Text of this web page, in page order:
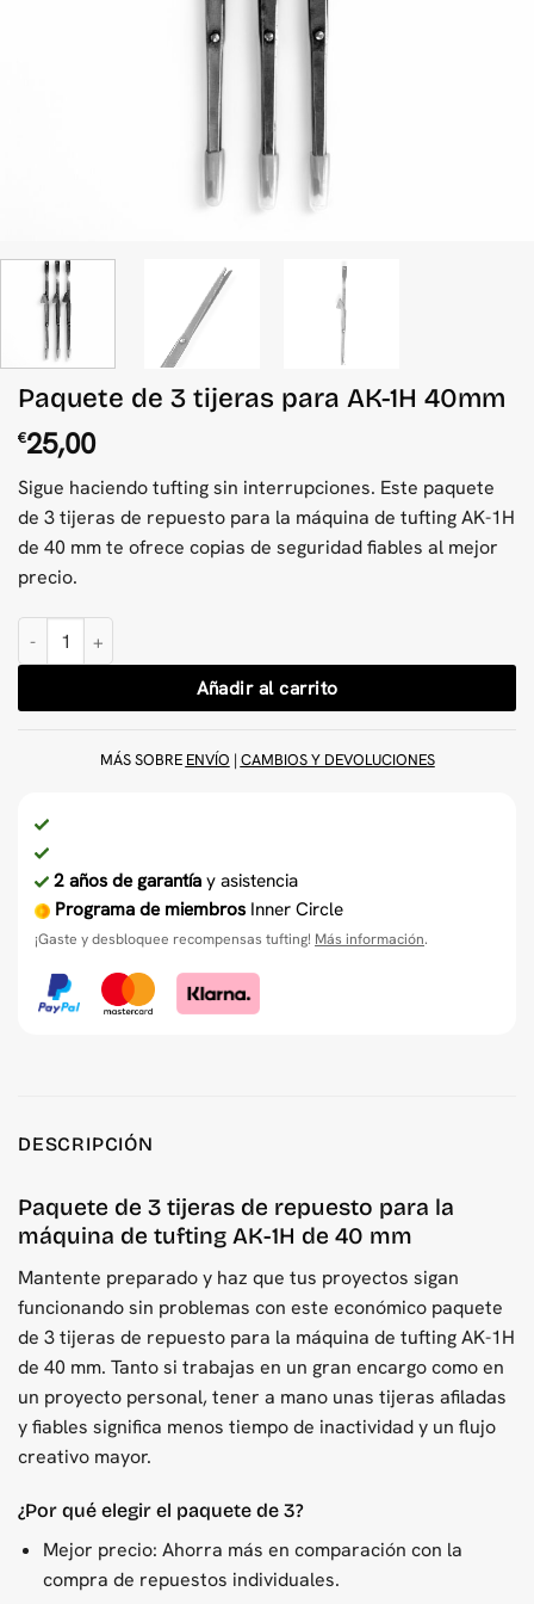
Paquete de 3 tijeras para AK-1H 40mm
€25,00
Sigue haciendo tufting sin interrupciones. Este paquete
de 3 tijeras de repuesto para la máquina de tufting AK-1H
de 40 mm te ofrece copias de seguridad fiables al mejor
precio.
Paquete de 3 tijeras para AK-1H 40mm cantidad
Añadir al carrito
MÁS SOBRE ENVÍO | CAMBIOS Y DEVOLUCIONES
2 años de garantía y asistencia
Programa de miembros Inner Circle
¡Gaste y desbloquee recompensas tufting! Más información.
DESCRIPCIÓN
Paquete de 3 tijeras de repuesto para la
máquina de tufting AK-1H de 40 mm
Mantente preparado y haz que tus proyectos sigan
funcionando sin problemas con este económico paquete
de 3 tijeras de repuesto para la máquina de tufting AK-1H
de 40 mm. Tanto si trabajas en un gran encargo como en
un proyecto personal, tener a mano unas tijeras afiladas
y fiables significa menos tiempo de inactividad y un flujo
creativo mayor.
¿Por qué elegir el paquete de 3?
Mejor precio: Ahorra más en comparación con la
compra de repuestos individuales.